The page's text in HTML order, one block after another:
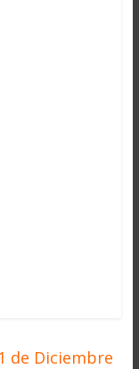
de Diciembre